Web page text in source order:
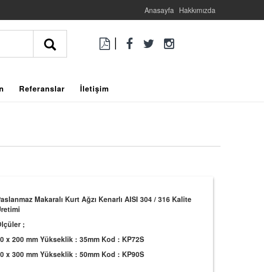
Anasayfa Hakkımızda
Referanslar İletişim
Makaralı Kurt Ağzı Kenarlı AISI 304 / 316 Kalite
;
x 200 mm Yükseklik : 35mm Kod : KP72S
x 300 mm Yükseklik : 50mm Kod : KP90S